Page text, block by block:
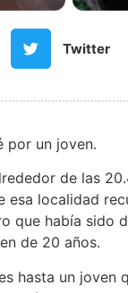
Twitter
por un joven.
de las
localidad
que había sido
de 20 años.
hasta un